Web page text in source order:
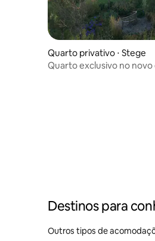
Quarto privativo ⋅ Stege
Quarto exclusivo no novo
Destinos para
Outros tipos de